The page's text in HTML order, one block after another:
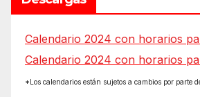
Calendario 2024 con horarios
Calendario 2024 con horarios
*Los calendarios están sujetos a cambios por parte